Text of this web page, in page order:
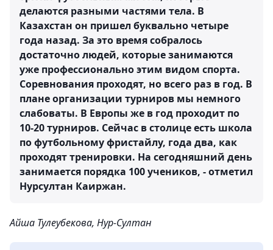
делаются разными частями тела. В
Казахстан он пришел буквально четыре
года назад. За это время собралось
достаточно людей, которые занимаются
уже профессионально этим видом спорта.
Соревнования проходят, но всего раз в год. В
плане организации турниров мы немного
слабоваты. В Европы же в год проходит по
10-20 турниров. Сейчас в столице есть школа
по футбольному фристайлу, года два, как
проходят тренировки. На сегодняшний день
занимается порядка 100 учеников, - отметил
Нурсултан Каиржан.
Айша Тулеубекова, Нур-Султан